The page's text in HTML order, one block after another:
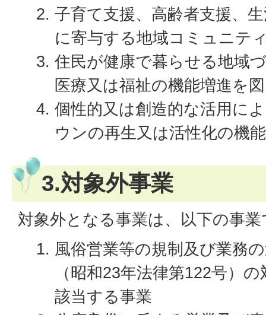
子育て支援、高齢者支援、
に寄与する地域コミュニテ
住民が健康で暮らせる地域
医療又は福祉の機能増進を
個性的又は創造的な活用に
ウンの再生又は活性化の機
3.対象外事業
対象外となる事業は、以下の事
風俗営業等の規制及び業務
（昭和23年法律第122号）
該当する事業